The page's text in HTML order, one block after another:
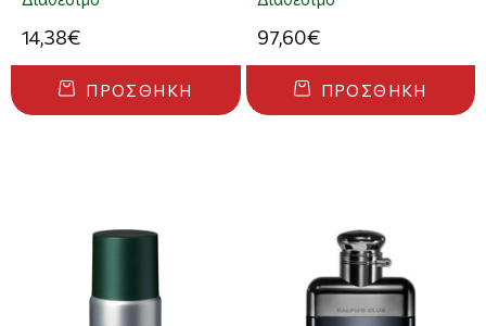
14,38€
ΠΡΟΣΘΉΚΗ
97,60€
ΠΡΟΣΘΉΚΗ